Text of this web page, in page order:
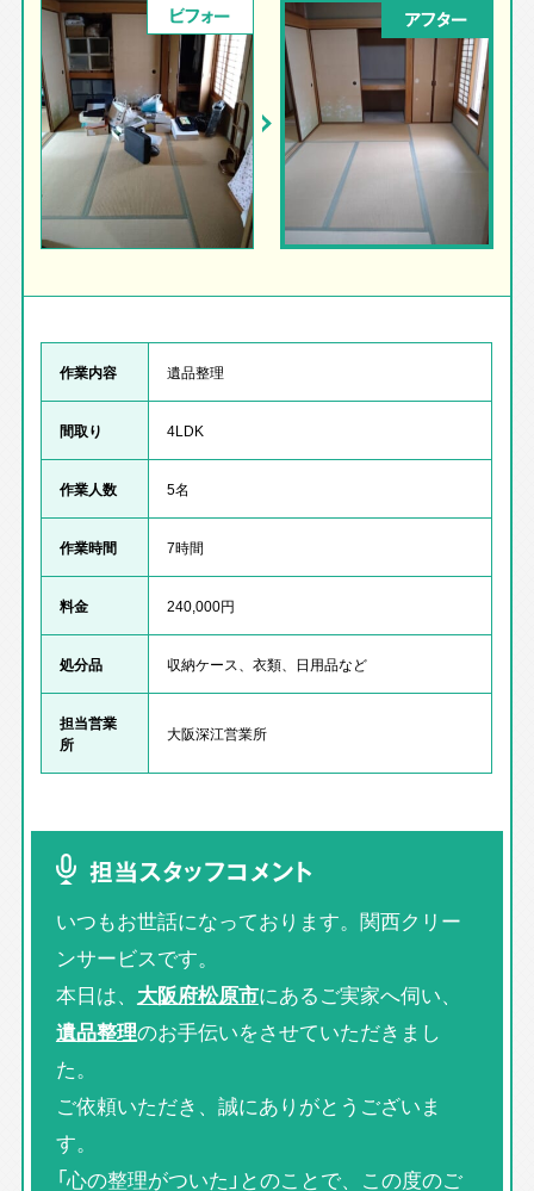
ビフォー アフター
作業内容 遺品整理
間取り 4LDK
作業人数 5名
作業時間 7時間
料金 240,000円
処分品 収納ケース、衣類、日用品など
担当営業
所
大阪深江営業所
担当スタッフコメント
いつもお世話になっております。関西クリー
ンサービスです。
本日は、 大阪府松原市にあるご実家へ伺い、
遺品整理のお手伝いをさせていただきまし
た。
ご依頼いただき、誠にありがとうございま
す。
「心の整理がついた」とのことで、この度のご